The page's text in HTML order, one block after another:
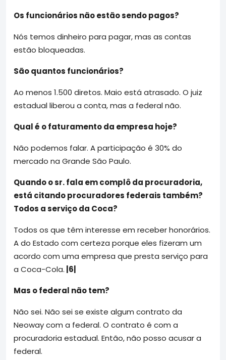
Os funcionários não estão sendo pagos?
Nós temos dinheiro para pagar, mas as contas
estão bloqueadas.
São quantos funcionários?
Ao menos 1.500 diretos. Maio está atrasado. O juiz
estadual liberou a conta, mas a federal não.
Qual é o faturamento da empresa hoje?
Não podemos falar. A participação é 30% do
mercado na Grande São Paulo.
Quando o sr. fala em complô da procuradoria,
está citando procuradores federais também?
Todos a serviço da Coca?
Todos os que têm interesse em receber honorários.
A do Estado com certeza porque eles fizeram um
acordo com uma empresa que presta serviço para
a Coca-Cola. |6|
Mas o federal não tem?
Não sei. Não sei se existe algum contrato da
Neoway com a federal. O contrato é com a
procuradoria estadual. Então, não posso acusar a
federal.